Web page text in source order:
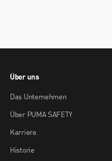
Über uns
Das Unternehmen
Über PUMA SAFETY
Karriere
Historie